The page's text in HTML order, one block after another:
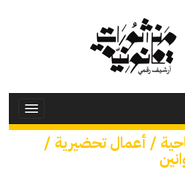
Toggle
/ أعمال تحضيرية /